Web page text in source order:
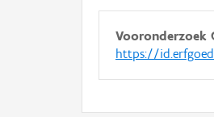
Vooronderzoek
https://